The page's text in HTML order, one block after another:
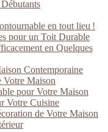
en tout lieu !
pour un Toit Durable
en Quelques
Contemporaine
Votre Maison
pour Votre Maison
Votre Cuisine
de Votre Maison